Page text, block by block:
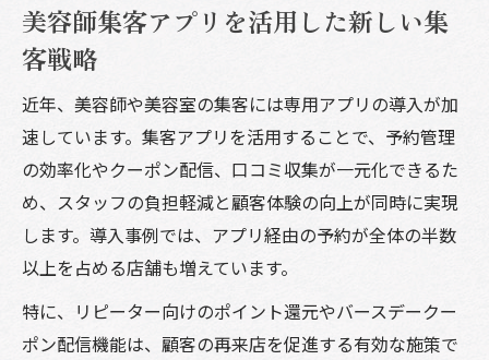
美容師集客アプリを活用した新しい集
客戦略
近年、美容師や美容室の集客には専用アプリの導入が加
速しています。集客アプリを活用することで、予約管理
の効率化やクーポン配信、口コミ収集が一元化できるた
め、スタッフの負担軽減と顧客体験の向上が同時に実現
します。導入事例では、アプリ経由の予約が全体の半数
以上を占める店舗も増えています。
特に、リピーター向けのポイント還元やバースデークー
ポン配信機能は、顧客の再来店を促進する有効な施策で